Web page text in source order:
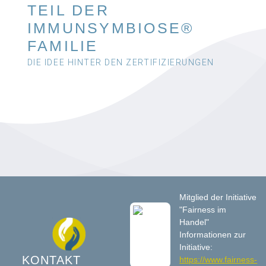
TEIL DER
IMMUNSYMBIOSE®
FAMILIE
DIE IDEE HINTER DEN ZERTIFIZIERUNGEN
KONTAKT
Mitglied der Initiative
"Fairness im
Handel"
Informationen zur
Initiative:
https://www.fairness-